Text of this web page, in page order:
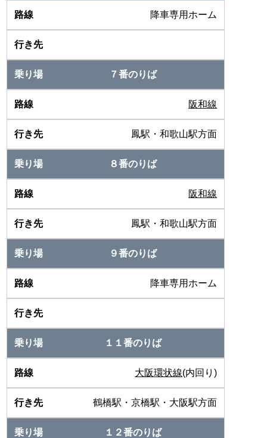
降車専用ホーム
７番のりば
阪和線
鳳駅・和歌山駅方面
８番のりば
阪和線
鳳駅・和歌山駅方面
９番のりば
降車専用ホーム
１１番のりば
大阪環状線(内回り)
鶴橋駅・京橋駅・大阪駅方面
１２番のりば